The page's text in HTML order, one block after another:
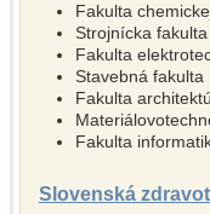
Fakulta
Strojnícka fakulta
Fakulta
Stavebná fakulta
Fakulta
Fakulta
Slovenská